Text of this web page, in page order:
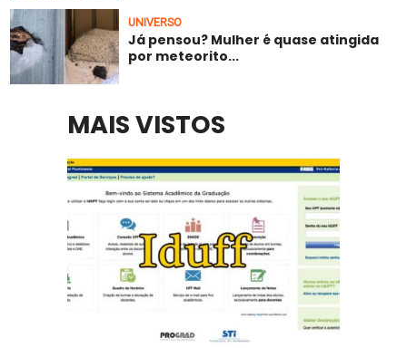
UNIVERSO
Já pensou? Mulher é quase atingida
por meteorito...
MAIS VISTOS